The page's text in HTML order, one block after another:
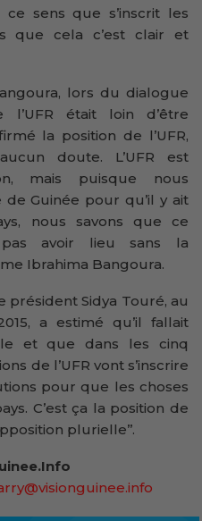
ce sens que s’inscrit les
que cela c’est clair et
lors du dialogue
était loin d’être
la position de l’UFR,
doute. L’UFR est
mais puisque nous
Guinée pour qu’il y ait
nous savons que ce
avoir lieu sans la
Ibrahima Bangoura.
président Sidya Touré, au
a estimé qu’il fallait
et que dans les cinq
de l’UFR vont s’inscrire
pour que les choses
C’est ça la position de
plurielle’’.